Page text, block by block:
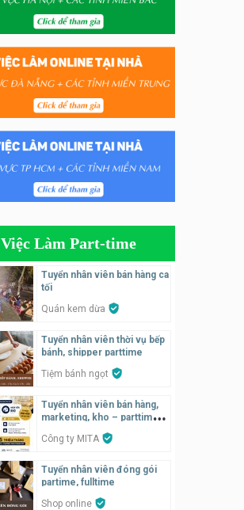
Nhà hàng Phủi Quán
– hỗ trợ ăn ở
Quán bánh đa cua
Tuyển nhân viên bán hàng
GÀ GÔ FASTFOOD
Tuyển nhân viên bán hàng
parttime
tiệm trà sữa
TRÀ SỮA THÁI LAN
hàng tiệm bánh ngọt
Tuyển nhân viên pha chế,
phục vụ bàn
SNACK BAR NHẬT
Tuyển quản lý, kế toán ca,
bếp, bếp chính lương cao
Nhà hàng Phố Men Chill
Việc Làm Part-time
Tuyển nhân viên bán hàng ca
tối
Quán kem dừa
Tuyển nhân viên thời vụ bếp
bánh, shipper parttime
Tiệm bánh ngọt
Tuyển nhân viên bán hàng,
marketing, kho – parttime,
Công ty MITA
Tuyển nhân viên đóng gói
partime, fulltime
Shop online